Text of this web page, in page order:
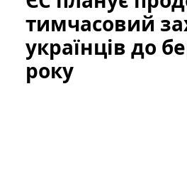
тимчасовий
українців до
року